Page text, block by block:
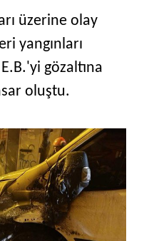
üzerine olay
yangınları
gözaltına
oluştu.